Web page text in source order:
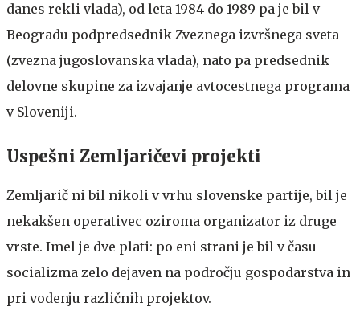
danes rekli vlada), od leta 1984 do 1989 pa je bil v
Beogradu podpredsednik Zveznega izvršnega sveta
(zvezna jugoslovanska vlada), nato pa predsednik
delovne skupine za izvajanje avtocestnega programa
v Sloveniji.
Uspešni Zemljaričevi projekti
Zemljarič ni bil nikoli v vrhu slovenske partije, bil je
nekakšen operativec oziroma organizator iz druge
vrste. Imel je dve plati: po eni strani je bil v času
socializma zelo dejaven na področju gospodarstva in
pri vodenju različnih projektov.